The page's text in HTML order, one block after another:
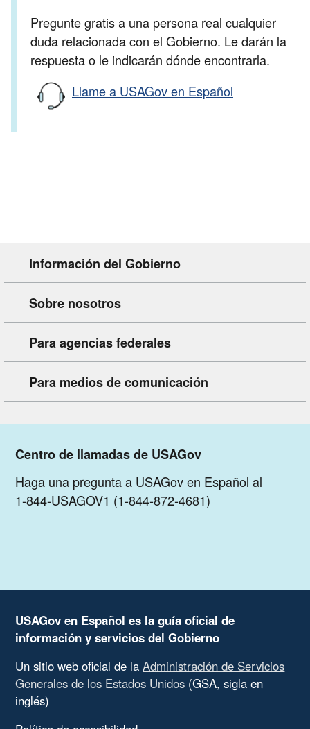
Pregunte gratis a una persona real cualquier
duda relacionada con el Gobierno. Le darán la
respuesta o le indicarán dónde encontrarla.
Llame a USAGov en Español
Información del Gobierno
Sobre nosotros
Para agencias federales
Para medios de comunicación
Centro de llamadas de USAGov
Haga una pregunta a USAGov en Español al
1-844-USAGOV1 (1-844-872-4681)
USAGov en Español es la guía oficial de
información y servicios del Gobierno
Un sitio web oficial de laAdministración de Servicios
Generales de los Estados Unidos (GSA, sigla en
inglés)